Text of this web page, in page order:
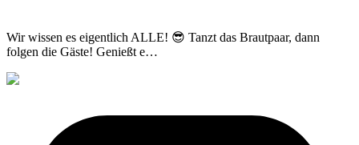
Wir wissen es eigentlich ALLE! 😎 Tanzt das Brautpaar, dann
folgen die Gäste! Genießt e…